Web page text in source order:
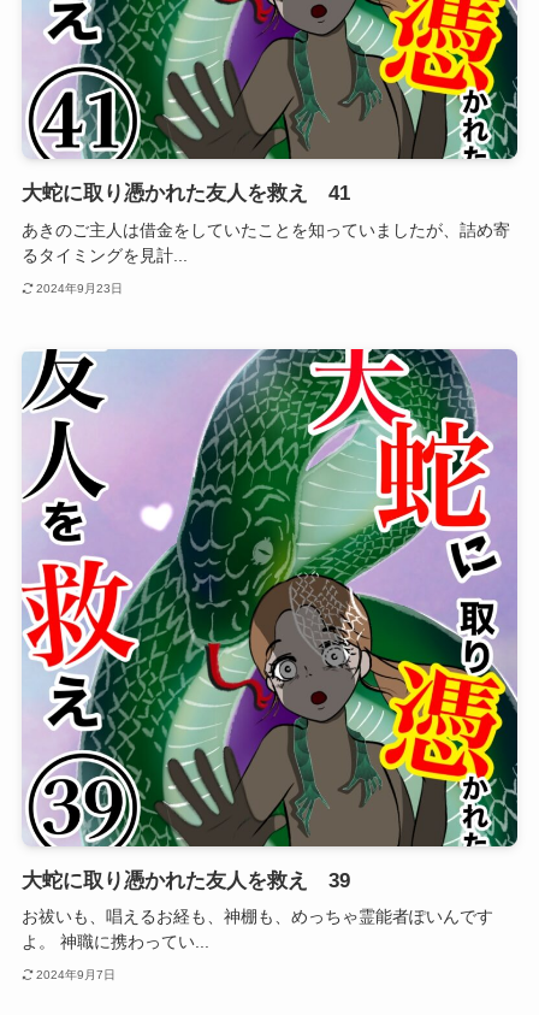
大蛇に取り憑かれた友人を救え 41
あきのご主人は借金をしていたことを知っていましたが、詰め寄
るタイミングを見計...
2024年9月23日
大蛇に取り憑かれた友人を救え 39
お祓いも、唱えるお経も、神棚も、めっちゃ霊能者ぽいんです
よ。 神職に携わってい...
2024年9月7日